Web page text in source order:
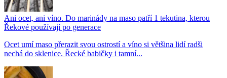
Ani ocet, ani víno. Do marinády na maso patří 1 tekutina, kterou
Řekové používají po generace
Ocet umí maso přerazit svou ostrostí a víno si většina lidí radši
nechá do sklenice. Řecké babičky i tamní...